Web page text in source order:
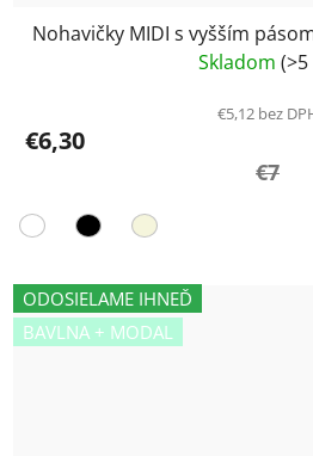
Nohavičky MIDI s vyšším
Skladom (>5
€5,12 bez
€6,30
€7
ODOSIELAME IHNEĎ
BAVLNA + MODAL